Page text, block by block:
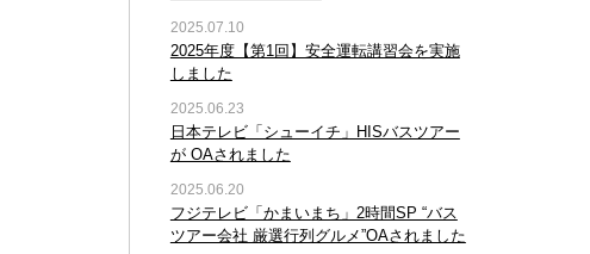
2025.07.10
2025年度【第1回】安全運転講習会を実施
しました
2025.06.23
日本テレビ「シューイチ」HISバスツアー
が OAされました
2025.06.20
フジテレビ「かまいまち」2時間SP “バス
ツアー会社 厳選行列グルメ”OAされました